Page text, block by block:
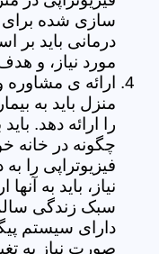
سازی شده برای
درمانی باید بر
مورد نیاز، و
ارائه ی مشاوره
منزل باید به
را ارائه دهد.
چگونه در خانه
فیزیوتراپی را
نیاز، باید به
سبک زندگی سالم
دارای سیستم
صورت نیاز به